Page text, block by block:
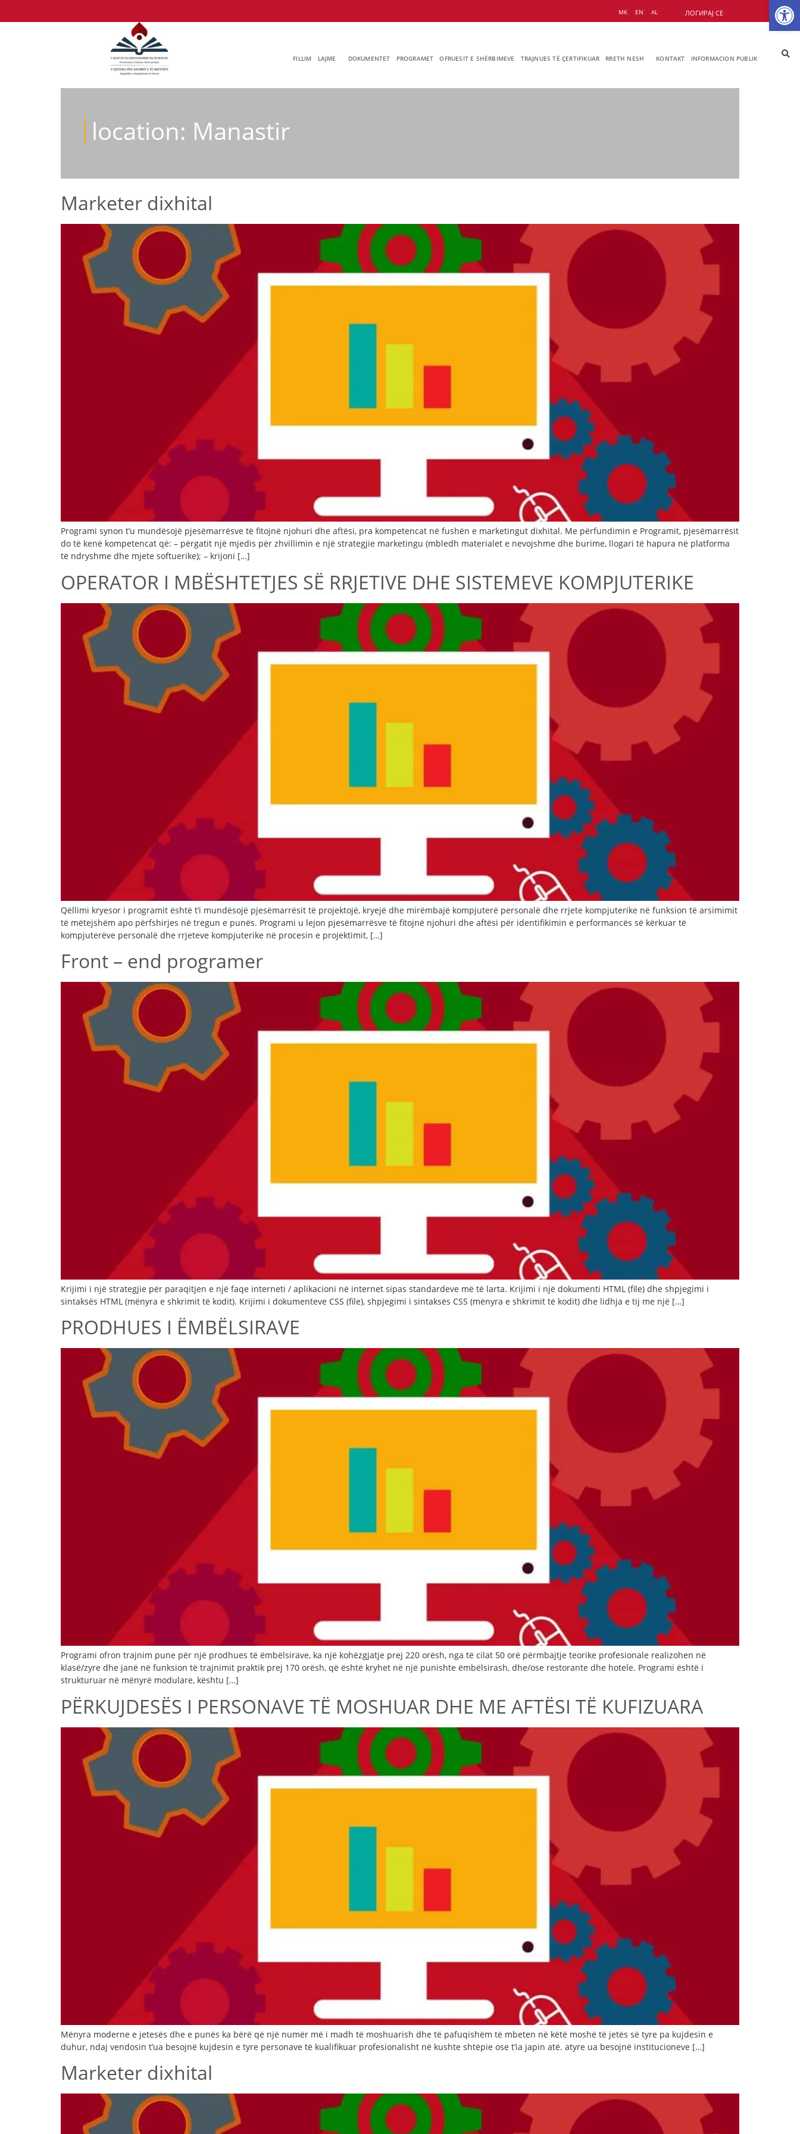
МК EN AL ЛОГИРАЈ СЕ
FILLIM LAJME DOKUMENTET PROGRAMET OFRUESIT E SHËRBIMEVE TRAJNUES TË ÇERTIFIKUAR RRETH NESH KONTAKT INFORMACION PUBLIK
location: Manastir
Marketer dixhital
Programi synon t’u mundësojë pjesëmarrësve të fitojnë njohuri dhe aftësi, pra kompetencat në fushën e marketingut dixhital. Me përfundimin e Programit, pjesëmarrësit
do të kenë kompetencat që: – përgatit një mjedis për zhvillimin e një strategjie marketingu (mbledh materialet e nevojshme dhe burime, llogari të hapura në platforma
të ndryshme dhe mjete softuerike); – krijoni […]
OPERATOR I MBËSHTETJES SË RRJETIVE DHE SISTEMEVE KOMPJUTERIKE
Qëllimi kryesor i programit është t’i mundësojë pjesëmarrësit të projektojë, kryejë dhe mirëmbajë kompjuterë personalë dhe rrjete kompjuterike në funksion të arsimimit
të mëtejshëm apo përfshirjes në tregun e punës. Programi u lejon pjesëmarrësve të fitojnë njohuri dhe aftësi për identifikimin e performancës së kërkuar të
kompjuterëve personalë dhe rrjeteve kompjuterike në procesin e projektimit, […]
Front – end programer
Krijimi i një strategjie për paraqitjen e një faqe interneti / aplikacioni në internet sipas standardeve më të larta. Krijimi i një dokumenti HTML (file) dhe shpjegimi i
sintaksës HTML (mënyra e shkrimit të kodit). Krijimi i dokumenteve CSS (file), shpjegimi i sintaksës CSS (mënyra e shkrimit të kodit) dhe lidhja e tij me një […]
PRODHUES I ËMBËLSIRAVE
Programi ofron trajnim pune për një prodhues të ëmbëlsirave, ka një kohëzgjatje prej 220 orësh, nga të cilat 50 orë përmbajtje teorike profesionale realizohen në
klasë/zyre dhe janë në funksion të trajnimit praktik prej 170 orësh, që është kryhet në një punishte ëmbëlsirash, dhe/ose restorante dhe hotele. Programi është i
strukturuar në mënyrë modulare, kështu […]
PËRKUJDESËS I PERSONAVE TË MOSHUAR DHE ME AFTËSI TË KUFIZUARA
Mënyra moderne e jetesës dhe e punës ka bërë që një numër më i madh të moshuarish dhe të pafuqishëm të mbeten në këtë moshë të jetës së tyre pa kujdesin e
duhur, ndaj vendosin t’ua besojnë kujdesin e tyre personave të kualifikuar profesionalisht në kushte shtëpie ose t’ia japin atë. atyre ua besojnë institucioneve […]
Marketer dixhital